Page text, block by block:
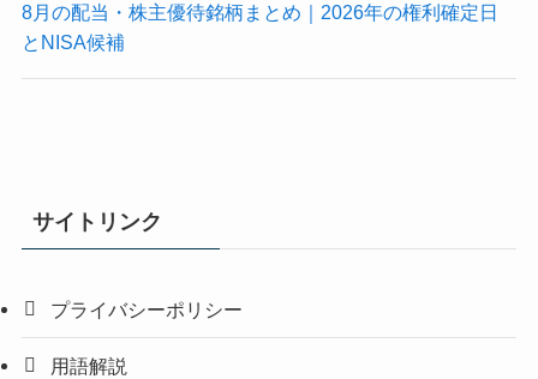
8月の配当・株主優待銘柄まとめ｜2026年の権利確定日
とNISA候補
サイトリンク
プライバシーポリシー
用語解説